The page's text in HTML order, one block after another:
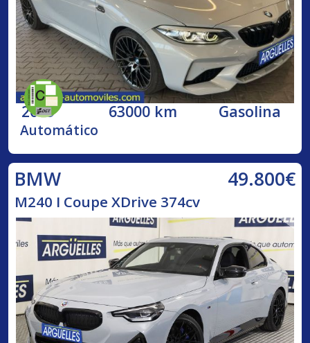
2019 63000 km Gasolina
Automático
BMW 49.800€
M240 I Coupe XDrive 374cv